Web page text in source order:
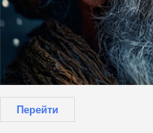
Перейти